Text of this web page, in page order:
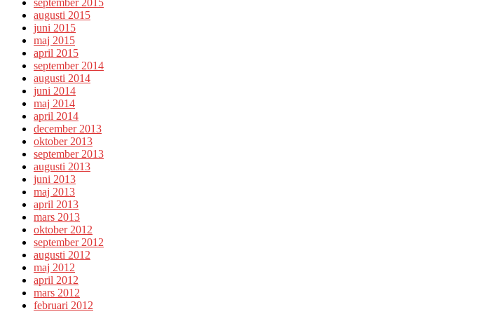
september 2015
augusti 2015
juni 2015
maj 2015
april 2015
september 2014
augusti 2014
juni 2014
maj 2014
april 2014
december 2013
oktober 2013
september 2013
augusti 2013
juni 2013
maj 2013
april 2013
mars 2013
oktober 2012
september 2012
augusti 2012
maj 2012
april 2012
mars 2012
februari 2012